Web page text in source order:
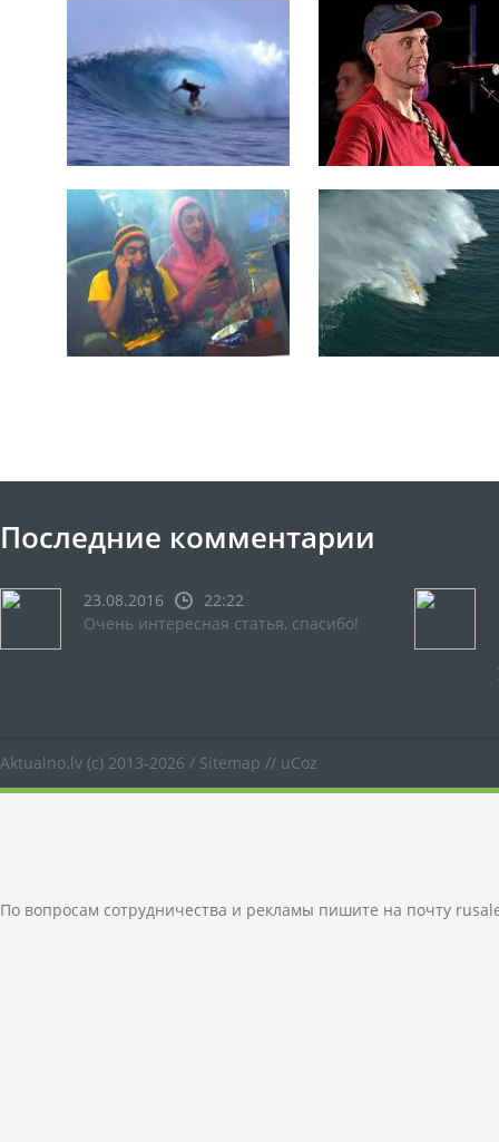
Последние комментарии
23.08.2016
22:22
Очень интересная статья, спасибо!
Aktualno.lv (c) 2013-2026 / Sitemap // uCoz
По вопросам сотрудничества и рекламы пишите на почту